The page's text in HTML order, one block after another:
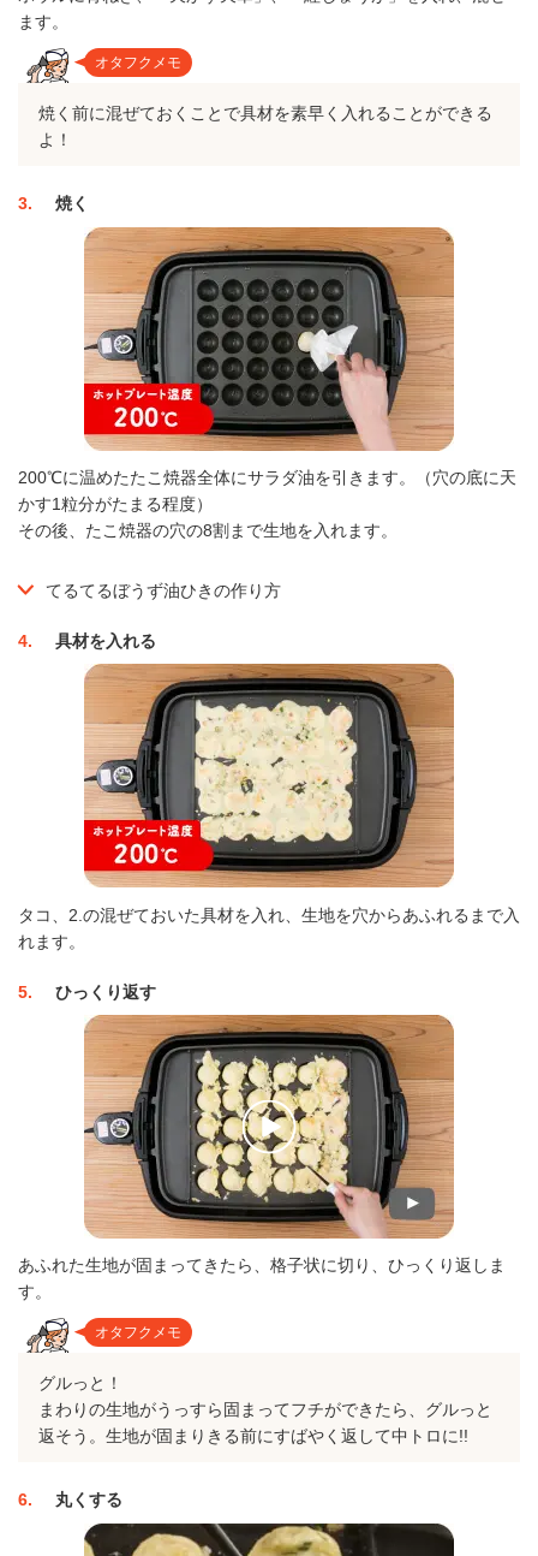
ます。
オタフクメモ
焼く前に混ぜておくことで具材を素早く入れることができる
よ！
3 焼く
200℃に温めたたこ焼器全体にサラダ油を引きます。（穴の底に天
かす1粒分がたまる程度）
その後、たこ焼器の穴の8割まで生地を入れます。
てるてるぼうず油ひきの作り方
4 具材を入れる
タコ、2.の混ぜておいた具材を入れ、生地を穴からあふれるまで入
れます。
5 ひっくり返す
あふれた生地が固まってきたら、格子状に切り、ひっくり返しま
す。
オタフクメモ
グルっと！
まわりの生地がうっすら固まってフチができたら、グルっと
返そう。生地が固まりきる前にすばやく返して中トロに!!
6 丸くする